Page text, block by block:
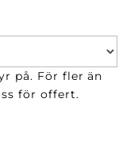
på. För fler än
för offert.